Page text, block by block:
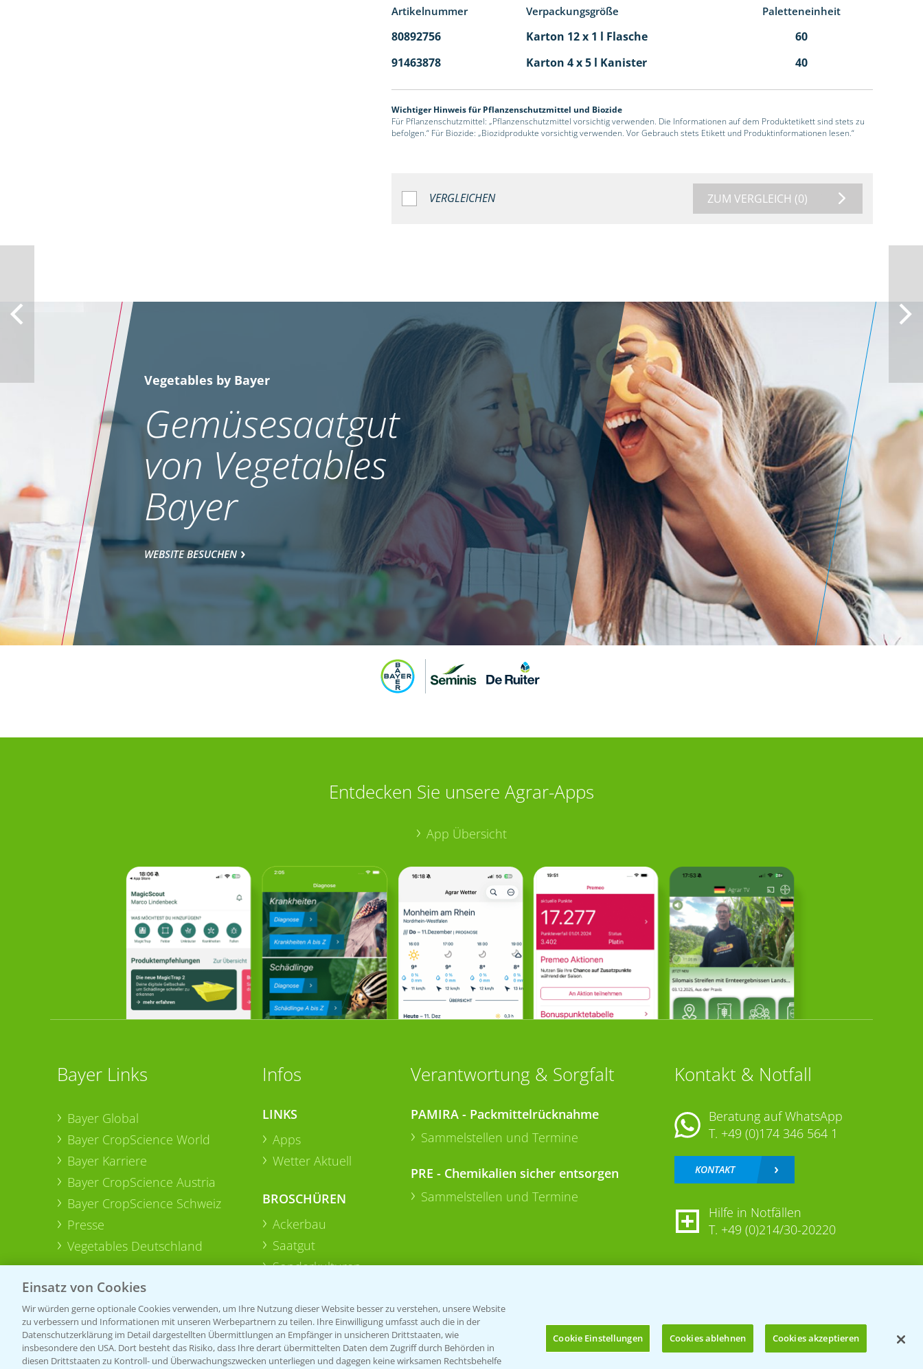
Artikelnummer Verpackungsgröße Paletteneinheit
80892756 Karton 12 x 1 l Flasche
60
91463878
Karton 4 x 5 l Kanister 40
Wichtiger Hinweis für Pflanzenschutzmittel und Biozide
Für Pflanzenschutzmittel: „Pflanzenschutzmittel vorsichtig verwenden. Die Informationen auf dem Produktetikett sind stets zu
befolgen.“ Für Biozide: „Biozidprodukte vorsichtig verwenden. Vor Gebrauch stets Etikett und Produktinformationen lesen.“
VERGLEICHEN ZUM VERGLEICH (0)
Vegetables by Bayer
Gemüsesaatgut
von Vegetables
Bayer
WEBSITE BESUCHEN
Entdecken Sie unsere Agrar-Apps
App Übersicht
Bayer Links
Bayer Global
Bayer CropScience World
Bayer Karriere
Bayer CropScience Austria
Bayer CropScience Schweiz
Presse
Vegetables Deutschland
Infos
LINKS
Apps
Wetter Aktuell
BROSCHÜREN
Ackerbau
Saatgut
Sonderkulturen
Verantwortung & Sorgfalt
PAMIRA - Packmittelrücknahme
Sammelstellen und Termine
PRE - Chemikalien sicher entsorgen
Sammelstellen und Termine
Kontakt & Notfall
Beratung auf WhatsApp
T. +49 (0)174 346 564 1
KONTAKT
Hilfe in Notfällen
T. +49 (0)214/30-20220
Einsatz von Cookies
Wir würden gerne optionale Cookies verwenden, um Ihre Nutzung dieser Website besser zu verstehen, unsere Website
zu verbessern und Informationen mit unseren Werbepartnern zu teilen. Ihre Einwilligung umfasst auch die in der
Datenschutzerklärung im Detail dargestellten Übermittlungen an Empfänger in unsicheren Drittstaaten, wie
insbesondere den USA. Dort besteht das Risiko, dass Ihre derart übermittelten Daten dem Zugriff durch Behörden in
diesen Drittstaaten zu Kontroll- und Überwachungszwecken unterliegen und dagegen keine wirksamen Rechtsbehelfe
Cookie Einstellungen Cookies ablehnen Cookies akzeptieren